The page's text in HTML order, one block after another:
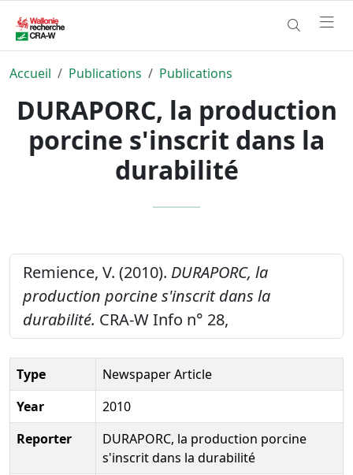
Accueil Publications Publications
DURAPORC, la production
porcine s'inscrit dans la
durabilité
Remience, V. (2010). DURAPORC, la
production porcine s'inscrit dans la
durabilité. CRA-W Info n° 28,
Type
Newspaper Article
Year
2010
Reporter
DURAPORC, la production porcine
s'inscrit dans la durabilité